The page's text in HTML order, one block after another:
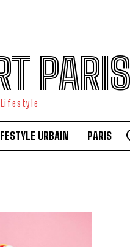
PARIS
URBAIN PARIS